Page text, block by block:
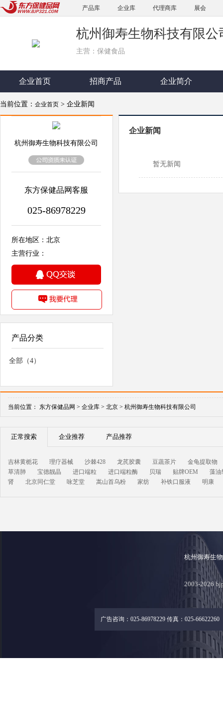
产品库 企业库 代理商库 展会
杭州御寿生物科技有限公
主营：保健食品
企业首页 招商产品 企业简介
当前位置： 企业首页 > 企业新闻
杭州御寿生物科技有限公司
东方保健品网客服
025-86978229
所在地区：北京
主营行业：
产品分类
全部（4）
企业新闻
暂无新闻
当前位置： 东方保健品网 > 企业库 > 北京 > 杭州御寿生物科技有限公司
正常搜索 企业推荐 产品推荐
吉林黄栀花 理疗器械 沙棘428 龙芪胶囊 豆蔬茶片
金龟提取物
草清肺
宝德靓晶 进口端粒 进口端粒酶 贝瑞 贴牌OEM
藻油
肾
北京同仁堂 咏芝堂 嵩山首乌粉 家纺 补铁口服液 明康
杭州御寿生
2003-2026
广告咨询：025-86978229 传真：025-66622260